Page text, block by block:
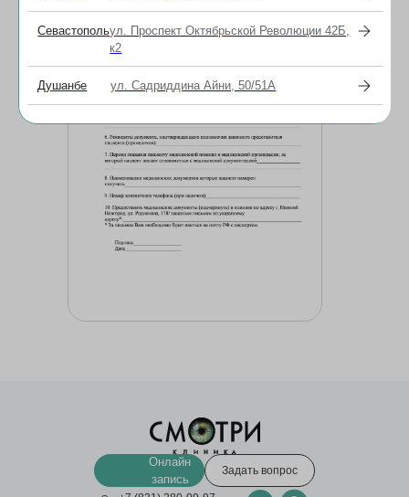
Онлайн
запись
Задать вопрос
Севастопольул. Проспект Октябрьской Революции 42Б,
к2
Душанбе ул. Садриддина Айни, 50/51А